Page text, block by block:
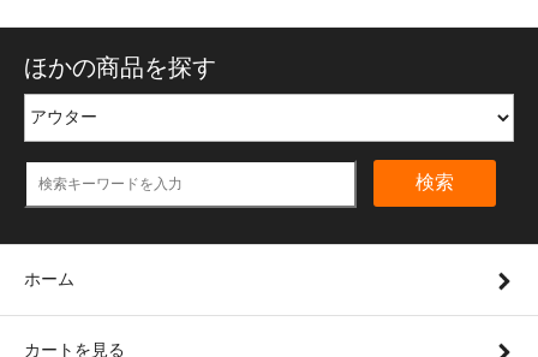
ほかの商品を探す
検索
ホーム
カートを見る